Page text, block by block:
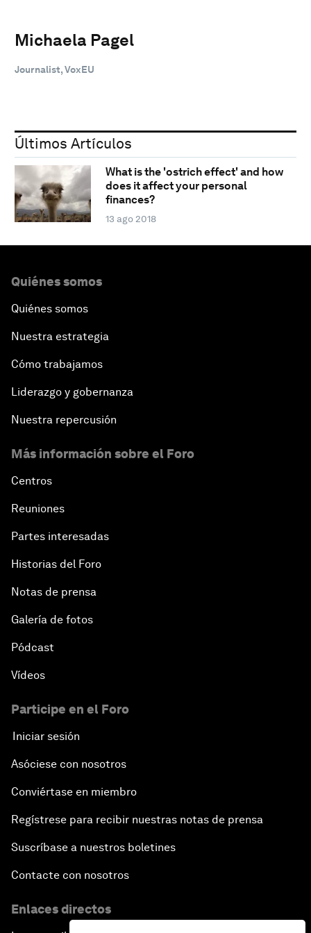
Michaela Pagel
Journalist, VoxEU
Últimos Artículos
What is the 'ostrich effect' and how
does it affect your personal
finances?
13 ago 2018
Quiénes somos
Quiénes somos
Nuestra estrategia
Cómo trabajamos
Liderazgo y gobernanza
Nuestra repercusión
Más información sobre el Foro
Centros
Reuniones
Partes interesadas
Historias del Foro
Notas de prensa
Galería de fotos
Pódcast
Vídeos
Participe en el Foro
Iniciar sesión
Asóciese con nosotros
Conviértase en miembro
Regístrese para recibir nuestras notas de prensa
Suscríbase a nuestros boletines
Contacte con nosotros
Enlaces directos